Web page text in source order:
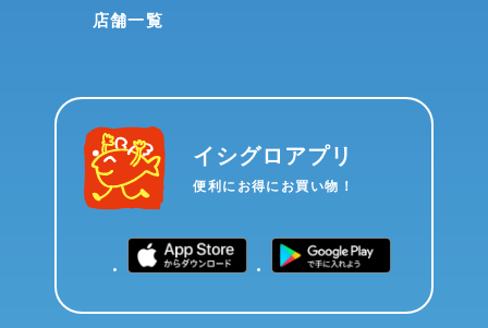
店舗一覧
イシグロアプリ
便利にお得にお買い物！